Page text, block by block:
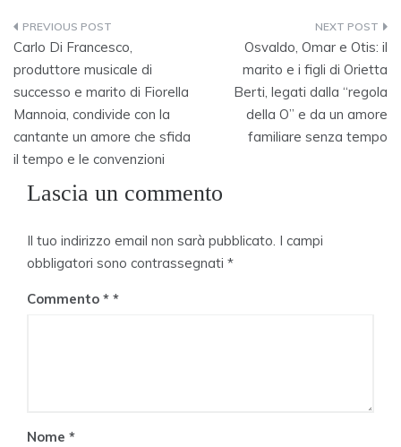
Navigazione
articoli
Carlo Di Francesco,
produttore musicale di
successo e marito di Fiorella
Mannoia, condivide con la
cantante un amore che sfida
il tempo e le convenzioni
Osvaldo, Omar e Otis: il
marito e i figli di Orietta
Berti, legati dalla “regola
della O” e da un amore
familiare senza tempo
Lascia un commento
Il tuo indirizzo email non sarà pubblicato. I campi
obbligatori sono contrassegnati *
Commento *
Nome *